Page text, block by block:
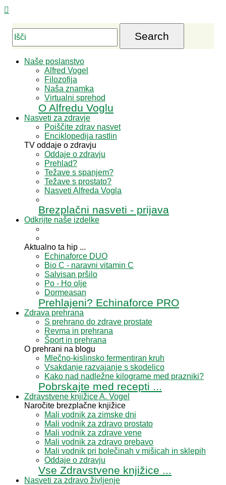

Search
Naše poslanstvo
Alfred Vogel
Filozofija
Naša znamka
Virtualni sprehod
O Alfredu Voglu
Nasveti za zdravje
Poiščite zdrav nasvet
Enciklopedija rastlin
TV oddaje o zdravju
Oddaje o zdravju
Prehlad?
Težave s spanjem?
Težave s prostato?
Nasveti Alfreda Vogla
Brezplačni nasveti - prijava
Odkrijte naše izdelke
Aktualno ta hip ...
Echinaforce DUO
Bio C - naravni vitamin C
Salvisan pršilo
Po - Ho olje
Dormeasan
Prehlajeni? Echinaforce PRO
Zdrava prehrana
S prehrano do zdrave prostate
Revma in prehrana
Šport in prehrana
O prehrani na blogu
Mlečno-kislinsko fermentiran kruh
Vsakdanje razvajanje s skodelico
Kako nad nadležne kilograme med prazniki?
Pobrskajte med recepti ...
Zdravstvene knjižice A. Vogel
Naročite brezplačne knjižice
Mali vodnik za zimske dni
Mali vodnik za zdravo prostato
Mali vodnik za zdrave vene
Mali vodnik za zdravo prebavo
Mali vodnik pri bolečinah v mišicah in sklepih
Oddaje o zdravju
Vse Zdravstvene knjižice ...
Nasveti za zdravo življenje